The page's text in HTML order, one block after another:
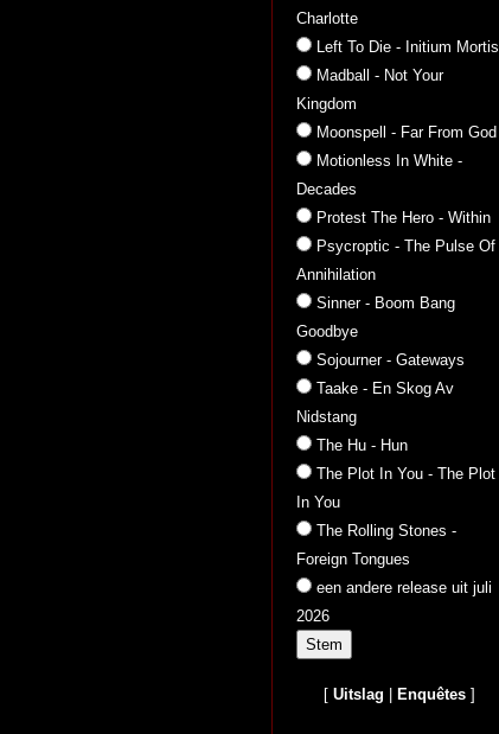
Charlotte
Left To Die - Initium Mortis
Madball - Not Your
Kingdom
Moonspell - Far From God
Motionless In White -
Decades
Protest The Hero - Within
Psycroptic - The Pulse Of
Annihilation
Sinner - Boom Bang
Goodbye
Sojourner - Gateways
Taake - En Skog Av
Nidstang
The Hu - Hun
The Plot In You - The Plot
In You
The Rolling Stones -
Foreign Tongues
een andere release uit juli
2026
[Uitslag Enquêtes ]